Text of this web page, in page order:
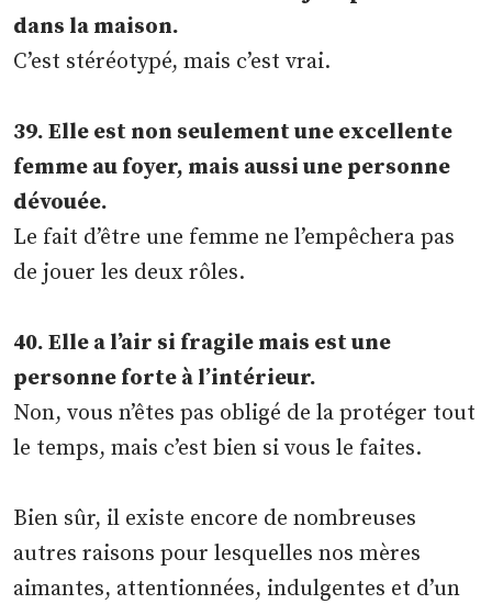
dans la maison.
C’est stéréotypé, mais c’est vrai.
39. Elle est non seulement une excellente
femme au foyer, mais aussi une personne
dévouée.
Le fait d’être une femme ne l’empêchera pas
de jouer les deux rôles.
40. Elle a l’air si fragile mais est une
personne forte à l’intérieur.
Non, vous n’êtes pas obligé de la protéger tout
le temps, mais c’est bien si vous le faites.
Bien sûr, il existe encore de nombreuses
autres raisons pour lesquelles nos mères
aimantes, attentionnées, indulgentes et d’un